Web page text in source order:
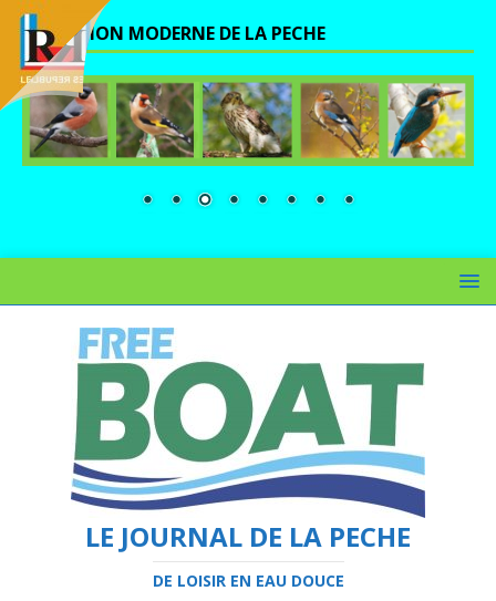
UNE VISION MODERNE DE LA PECHE
LE JOURNAL DE LA PECHE
DE LOISIR EN EAU DOUCE